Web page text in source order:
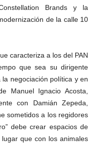
Brands y la
de la calle 10
caracteriza a los del PAN
que sea su dirigente
negociación política y en
Manuel Ignacio Acosta,
con Damián Zepeda,
sometidos a los regidores
debe crear espacios de
que con los animales